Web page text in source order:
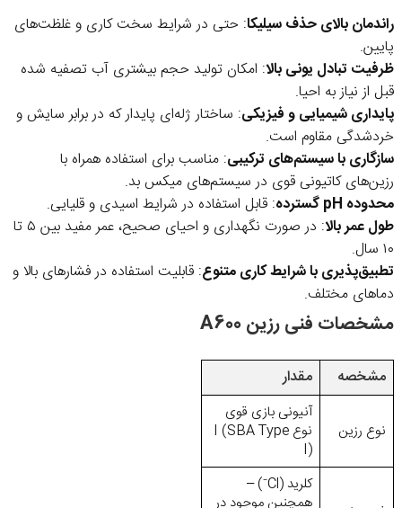
راندمان بالای حذف سیلیکا: حتی در شرایط سخت کاری و غلظت‌های
پایین.
ظرفیت تبادل یونی بالا: امکان تولید حجم بیشتری آب تصفیه شده
قبل از نیاز به احیا.
پایداری شیمیایی و فیزیکی: ساختار ژله‌ای پایدار که در برابر سایش و
خردشدگی مقاوم است.
سازگاری با سیستم‌های ترکیبی: مناسب برای استفاده همراه با
رزین‌های کاتیونی قوی در سیستم‌های میکس بد.
محدوده pH گسترده
: قابل استفاده در شرایط اسیدی و قلیایی.
طول عمر بالا
: در صورت نگهداری و احیای صحیح، عمر مفید بین ۵ تا
۱۰ سال.
تطبیق‌پذیری با شرایط کاری متنوع: قابلیت استفاده در فشارهای بالا و
دماهای مختلف.
مشخصات فنی رزین A600
مشخصه مقدار
نوع رزین
آنیونی بازی قوی
نوع I (SBA Type
I)
کلرید (Cl⁻) –
همچنین موجود در